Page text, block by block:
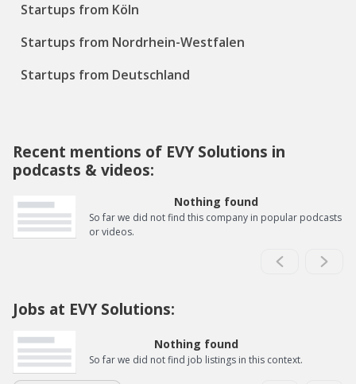
Startups from Köln
Startups from Nordrhein-Westfalen
Startups from Deutschland
Recent mentions of EVY Solutions in
podcasts & videos:
Nothing found
So far we did not find this company in popular podcasts
or videos.
Jobs at EVY Solutions:
Nothing found
So far we did not find job listings in this context.